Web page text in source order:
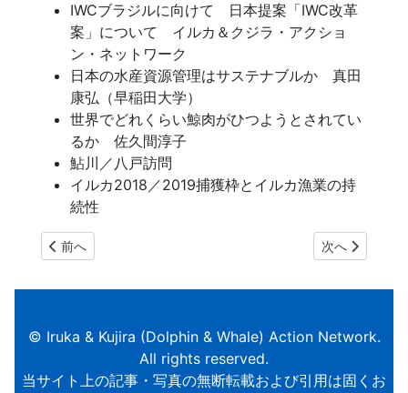
IWCブラジルに向けて 日本提案「IWC改革
案」について イルカ＆クジラ・アクショ
ン・ネットワーク
日本の水産資源管理はサステナブルか 真田
康弘（早稲田大学）
世界でどれくらい鯨肉がひつようとされてい
るか 佐久間淳子
鮎川／八戸訪問
イルカ2018／2019捕獲枠とイルカ漁業の持
続性
前の記事へ: IKA-NET NEWS Vol. 70
前へ 次の記事へ:
次へ
© Iruka & Kujira (Dolphin & Whale) Action Network.
All rights reserved.
当サイト上の記事・写真の無断転載および引用は固くお